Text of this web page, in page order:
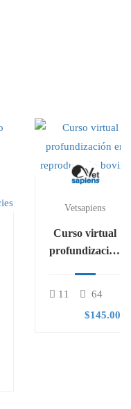
Vetsapiens
Curso virtual
profundización
11
64
$145.00